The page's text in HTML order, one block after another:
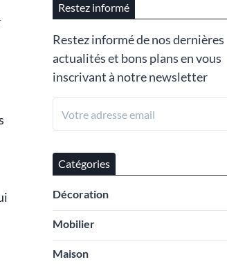
Restez informé
Restez informé de nos dernières
actualités et bons plans en vous
inscrivant à notre newsletter
Catégories
Décoration
Mobilier
Maison